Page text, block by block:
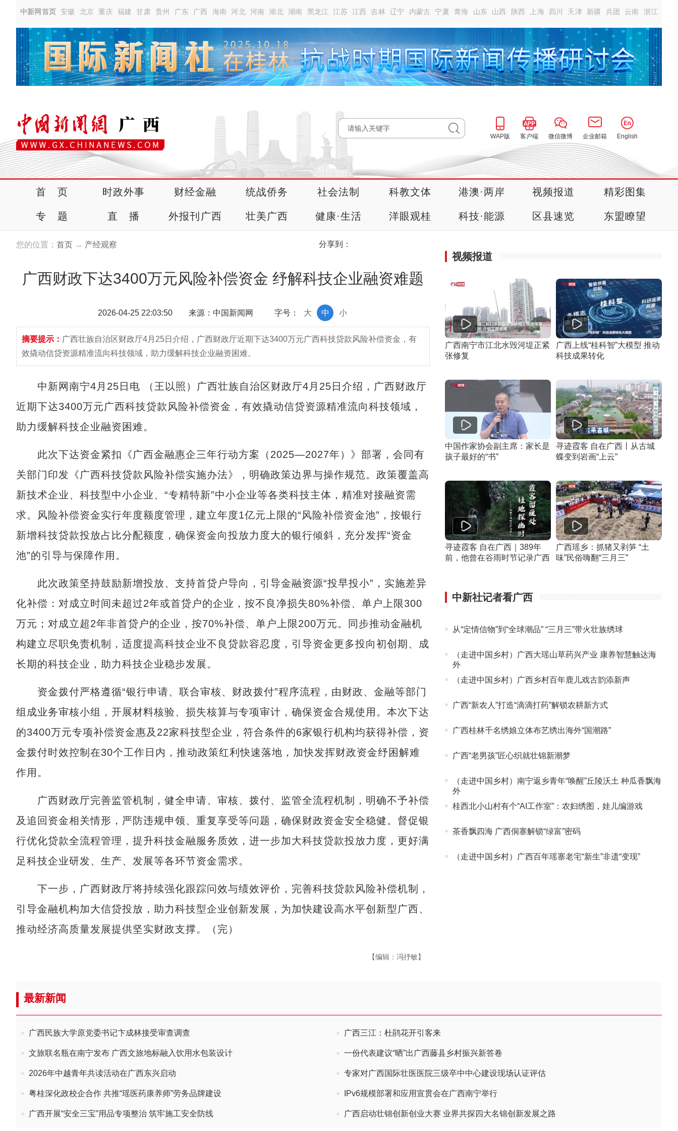
中新网首页 安徽 北京 重庆 福建 甘肃 贵州 广东 广西 海南 河北 河南 湖北 湖南 黑龙江 江苏 江西 吉林 辽宁 内蒙古 宁夏 青海 山东 山西 陕西 上海 四川 天津 新疆 兵团 云南 浙江
WAP版 客户端 微信微博 企业邮箱 English
首 页 时政外事 财经金融 统战侨务 社会法制 科教文体 港澳·两岸 视频报道 精彩图集
专 题 直 播 外报刊广西 壮美广西 健康·生活 洋眼观桂 科技·能源 区县速览 东盟瞭望
您的位置： 首页 → 产经观察 分享到：
广西财政下达3400万元风险补偿资金 纾解科技企业融资难题
2026-04-25 22:03:50 来源：中国新闻网 字号： 小
中
大
摘要提示： 广西壮族自治区财政厅4月25日介绍，广西财政厅近期下达3400万元广西科技贷款风险补偿资金，有
效撬动信贷资源精准流向科技领域，助力缓解科技企业融资困难。
中新网南宁4月25日电 （王以照）广西壮族自治区财政厅4月25日介绍，广西财政厅
近期下达3400万元广西科技贷款风险补偿资金，有效撬动信贷资源精准流向科技领域，
助力缓解科技企业融资困难。
此次下达资金紧扣《广西金融惠企三年行动方案（2025—2027年）》部署，会同有
关部门印发《广西科技贷款风险补偿实施办法》，明确政策边界与操作规范。政策覆盖高
新技术企业、科技型中小企业、“专精特新”中小企业等各类科技主体，精准对接融资需
求。风险补偿资金实行年度额度管理，建立年度1亿元上限的“风险补偿资金池”，按银行
新增科技贷款投放占比分配额度，确保资金向投放力度大的银行倾斜，充分发挥“资金
池”的引导与保障作用。
此次政策坚持鼓励新增投放、支持首贷户导向，引导金融资源“投早投小”，实施差异
化补偿：对成立时间未超过2年或首贷户的企业，按不良净损失80%补偿、单户上限300
万元；对成立超2年非首贷户的企业，按70%补偿、单户上限200万元。同步推动金融机
构建立尽职免责机制，适度提高科技企业不良贷款容忍度，引导资金更多投向初创期、成
长期的科技企业，助力科技企业稳步发展。
资金拨付严格遵循“银行申请、联合审核、财政拨付”程序流程，由财政、金融等部门
组成业务审核小组，开展材料核验、损失核算与专项审计，确保资金合规使用。本次下达
的3400万元专项补偿资金惠及22家科技型企业，符合条件的6家银行机构均获得补偿，资
金拨付时效控制在30个工作日内，推动政策红利快速落地，加快发挥财政资金纾困解难
作用。
广西财政厅完善监管机制，健全申请、审核、拨付、监管全流程机制，明确不予补偿
及追回资金相关情形，严防违规申领、重复享受等问题，确保财政资金安全稳健。督促银
行优化贷款全流程管理，提升科技金融服务质效，进一步加大科技贷款投放力度，更好满
足科技企业研发、生产、发展等各环节资金需求。
下一步，广西财政厅将持续强化跟踪问效与绩效评价，完善科技贷款风险补偿机制，
引导金融机构加大信贷投放，助力科技型企业创新发展，为加快建设高水平创新型广西、
推动经济高质量发展提供坚实财政支撑。（完）
【编辑：冯抒敏】
视频报道
广西南宁市江北水毁河堤正紧
张修复
广西上线“桂科智”大模型 推动
科技成果转化
中国作家协会副主席：家长是
孩子最好的“书”
寻迹霞客 自在广西丨从古城
蝶变到岩画“上云”
寻迹霞客 自在广西｜389年
前，他曾在谷雨时节记录广西
广西瑶乡：抓猪又剥笋 “土
味”民俗嗨翻“三月三”
中新社记者看广西
从“定情信物”到“全球潮品” “三月三”带火壮族绣球
（走进中国乡村）广西大瑶山草药兴产业 康养智慧触达海
外
（走进中国乡村）广西乡村百年鹿儿戏古韵添新声
广西“新农人”打造“滴滴打药”解锁农耕新方式
广西桂林千名绣娘立体布艺绣出海外“国潮路”
广西“老男孩”匠心织就壮锦新潮梦
（走进中国乡村）南宁返乡青年“唤醒”丘陵沃土 种瓜香飘海
外
桂西北小山村有个“AI工作室”：农妇绣图，娃儿编游戏
茶香飘四海 广西侗寨解锁“绿富”密码
（走进中国乡村）广西百年瑶寨老宅“新生”非遗“变现”
最新新闻
广西民族大学原党委书记卞成林接受审查调查 广西三江：杜鹃花开引客来
文旅联名瓶在南宁发布 广西文旅地标融入饮用水包装设计 一份代表建议“晒”出广西藤县乡村振兴新答卷
2026年中越青年共读活动在广西东兴启动 专家对广西国际壮医医院三级卒中中心建设现场认证评估
粤桂深化政校企合作 共推“瑶医药康养师”劳务品牌建设 IPv6规模部署和应用宣贯会在广西南宁举行
广西开展“安全三宝”用品专项整治 筑牢施工安全防线 广西启动壮锦创新创业大赛 业界共探四大名锦创新发展之路